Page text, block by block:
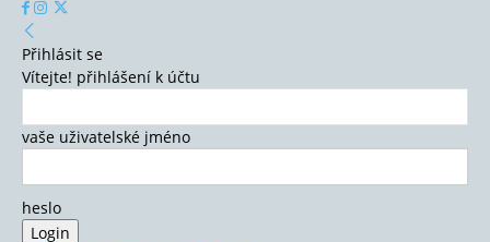
Přihlásit se
Vítejte! přihlášení k účtu
vaše uživatelské jméno
heslo